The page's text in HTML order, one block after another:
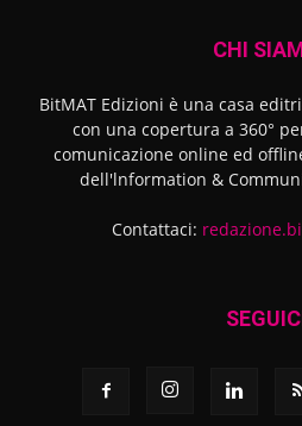
CHI
BitMAT Edizioni è una casa
con una copertura a 360°
comunicazione online ed
dell'lnformation &
Contattaci: